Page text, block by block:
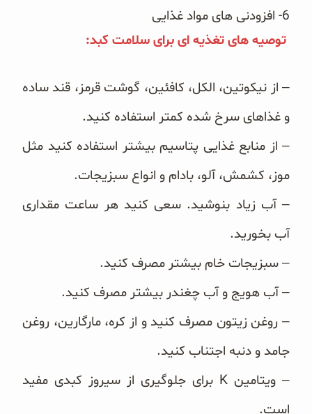
6- افزودنی های مواد غذایی
توصیه های تغذیه ای برای سلامت کبد:
– از نیکوتین، الکل، کافئین، گوشت قرمز، قند ساده
و غذاهای سرخ شده کمتر استفاده کنید.
– از منابع غذایی پتاسیم بیشتر استفاده کنید مثل
موز، کشمش، آلو، بادام و انواع سبزیجات.
– آب زیاد بنوشید. سعی کنید هر ساعت مقداری
آب بخورید.
– سبزیجات خام بیشتر مصرف کنید.
– آب هویج و آب چغندر بیشتر مصرف کنید.
– روغن زیتون مصرف کنید و از کره، مارگارین، روغن
جامد و دنبه اجتناب کنید.
– ویتامین K برای جلوگیری از سیروز کبدی مفید
است.